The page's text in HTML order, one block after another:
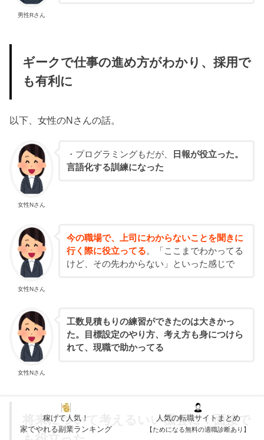
男性Rさん
ギークで仕事の進め方がわかり、採用で
も有利に
以下、女性のNさんの話。
女性Nさん
・プログラミングもだが、
日報が役立った。
言語化する訓練になった
女性Nさん
今の職場で、上司にわからないことを聞きに
行く際に役立ってる。「ここまでわかってる
けど、その先わからない」といった感じで
女性Nさん
工数見積もりの練習ができたのは大きかっ
た。目標設定のやり方、考え方も身につけら
れて、現職で助かってる
将来について考えるいい機会に：面接で
稼げて人気！
家でやれる副業ランキング
人気の転職サイトまとめ
【ためになる無料の適職診断あり】